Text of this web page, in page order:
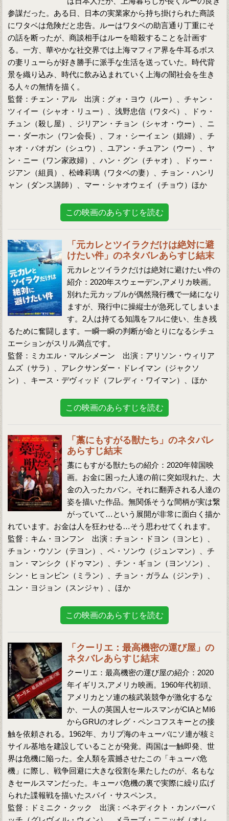
参謀だった。ある日、日本の実業家から持ち掛けられた商談
にワタベは危険だと忠告。ルーはワタベの助言通り丁重にそ
の話を断ったが、商談相手はルーを暗殺することを計画す
る。一方、華やかな社交界では上海マフィア界を牛耳るボス
の妻リューらが好き勝手に派手な生活を送っていた。時代背
景を織り込み、時代に飲み込まれていく上海の闇社会を生き
る人々の無情を描く。
監督：チェン・アル 出演：グォ・ヨウ（ルー）、チャン・
ツィイー（シャオ・リュー）、浅野忠信（ワタベ）、ドゥ・
チュン（殺し屋）、ジリアン・チョン（シャオ・ウー）、ニ
ー・ダーホン（ワン会長）、フォ・シーイェン（娼婦）、チ
ャオ・バオガン（シュウ）、ユアン・チュアン（ウー）、ヤ
ン・ニー（ワン家政婦）、ハン・グン（チャオ）、ドゥー・
ジアン（組員）、松峰莉璃（ワタベの妻）、チョン・ハンリ
ャン（ダンス講師）、マー・シャオウェイ（チョウ）ほか
この映画のあらすじを読む
「元カレとツイラクだけは絶対に避
けたい件」のネタバレあらすじ結末
元カレとツイラクだけは絶対に避けたい件の
紹介：2020年スウェーデン,アメリカ映画。
別れた元カップルが偶然飛行機で一緒になり
ますが、飛行中に操縦士が急死してしまいま
す。2人は持てる知識をフルに使い、生き残
るために奮闘します。一瞬一瞬の判断が命とりになるシチュ
エーションがスリル満点です。
監督：ミカエル・マルシメーン 出演：アリソン・ウィリア
ムズ（サラ）、アレクサンダー・ドレイマン（ジャクソ
ン）、キース・デヴィッド（フレディ・ワイマン）、ほか
この映画のあらすじを読む
「藁にもすがる獣たち」のネタバレ
あらすじ結末
藁にもすがる獣たちの紹介：2020年韓国映
画。お金に困った人達の前に突如現れた、大
金の入ったカバン。それに翻弄される人達の
姿を描いた作品。無関係そうな間柄が実は繋
がっていて…という展開が非常に面白く描か
れています。お金は人を狂わせる…そう思わせてくれます。
監督：キム・ヨンフン 出演：チョン・ドヨン（ヨンヒ）、
チョン・ウソン（テヨン）、ペ・ソンウ（ジュンマン）、チ
ョン・マンシク（ドゥマン）、チン・ギョン（ヨンソン）、
シン・ヒョンビン（ミラン）、チョン・ガラム（ジンテ）、
ユン・ヨジョン（スンジャ）、ほか
この映画のあらすじを読む
「クーリエ：最高機密の運び屋」の
ネタバレあらすじ結末
クーリエ：最高機密の運び屋の紹介：2020
年イギリス,アメリカ映画。1960年代初頭、
アメリカとソ連の核武装競争が激化するな
か、一人の英国人セールスマンがCIAとMI6
からGRUのオレグ・ペンコフスキーとの接
触を依頼される。1962年、カリブ海のキューバにソ連が核ミ
サイル基地を建設していることが発覚。両国は一触即発、世
界は危機に陥った。全人類を震撼させたこの「キューバ危
機」に際し、戦争回避に大きな役割を果たしたのが、名もな
きセールスマンだった。キューバ危機の裏で実際に繰り広げ
られた諜報戦を描いたスパイ・サスペンス。
監督：ドミニク・クック 出演：ベネディクト・カンバーバ